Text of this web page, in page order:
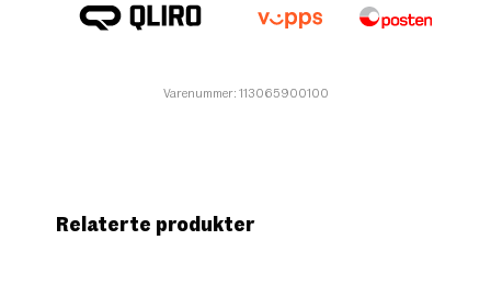
Varenummer: 113065900100
Relaterte produkter